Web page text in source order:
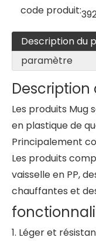
code produit:
Description du
paramètre
Description
Les produits Mug
en plastique de
Principalement
Les produits
vaisselle en PP,
chauffantes et
1. Léger et